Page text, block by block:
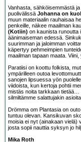
Vanhasta, sähköisemmästä
puolivälissä Johanna on
muun materiaalin rauhaisaa
penkeille, näkee maailman
(Kotiin) on kaunista runoutta
äänimaiseman edessä.
suurimman ja jaloimman
käpertyy pehmeimpien
maailman tapaan maata.
Paratiisi on koottu folkista,
ympärilleen outoa
sanojen lipsuessa yön
viidoista, kun kertoja pohtii
mistäs noita tarkkaan tietää…
silmiltämme salattujakin
Drömma om Plantasia on
tuntuu olevan. Kansikuvan
moisia ei nyt (ainakaan vielä)
josta sopii nauttia syksyn jo
Mika Roth